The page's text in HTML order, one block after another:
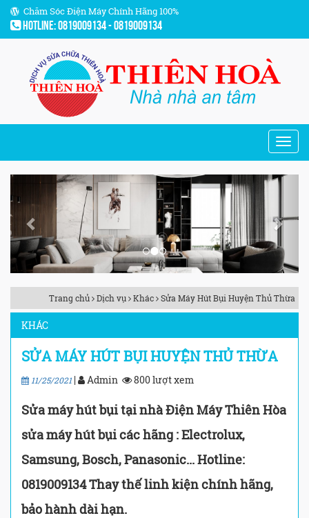
Chăm Sóc Điện Máy Chính Hãng 100%
Hotline: 0819009134 - 0819009134
Previous Next
Trang chủ Dịch vụ Khác Sửa Máy Hút Bụi Huyện Thủ Thừa
KHÁC
SỬA MÁY HÚT BỤI HUYỆN THỦ THỪA
11/25/2021 | Admin 800 lượt xem
Sửa máy hút bụi tại nhà Điện Máy Thiên Hòa
sửa máy hút bụi các hãng : Electrolux,
Samsung, Bosch, Panasonic... Hotline:
0819009134 Thay thế linh kiện chính hãng,
bảo hành dài hạn.